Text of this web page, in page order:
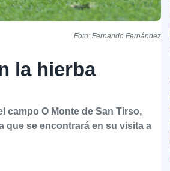
Foto: Fernando Fernández
la hierba
campo O Monte de San Tirso,
que se encontrará en su visita a